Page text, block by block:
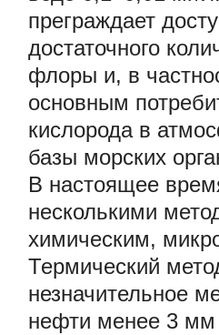
преграждает
достаточного
флоры и, в
основным
кислорода в
базы морских
В настоящее
несколькими
химическим,
Термический
незначительное
нефти менее 3 мм